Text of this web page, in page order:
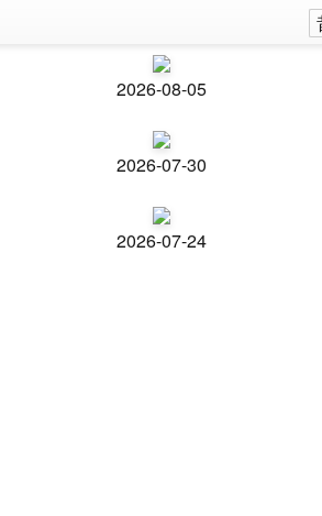
2026-08-05
2026-07-30
2026-07-24